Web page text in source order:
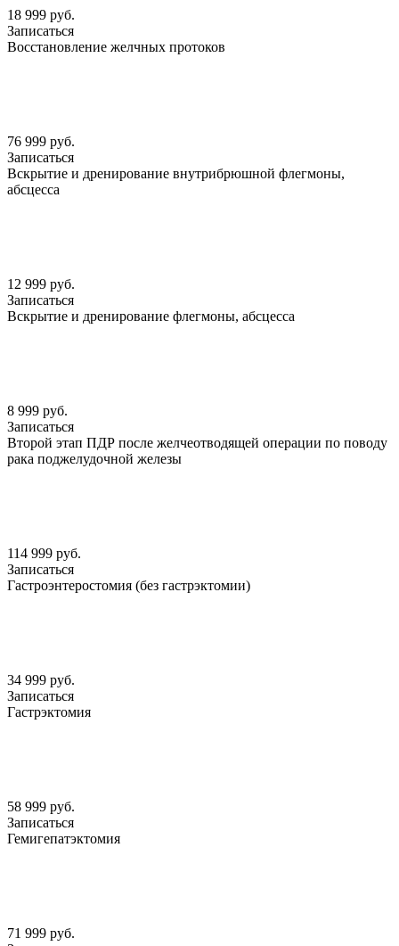
18 999 руб.
Записаться
Восстановление желчных протоков
76 999 руб.
Записаться
Вскрытие и дренирование внутрибрюшной флегмоны,
абсцесса
12 999 руб.
Записаться
Вскрытие и дренирование флегмоны, абсцесса
8 999 руб.
Записаться
Второй этап ПДР после желчеотводящей операции по поводу
рака поджелудочной железы
114 999 руб.
Записаться
Гастроэнтеростомия (без гастрэктомии)
34 999 руб.
Записаться
Гастрэктомия
58 999 руб.
Записаться
Гемигепатэктомия
71 999 руб.